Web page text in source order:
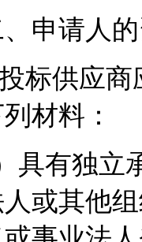
申请人的
标供应商
材料：
具有独立
或其他